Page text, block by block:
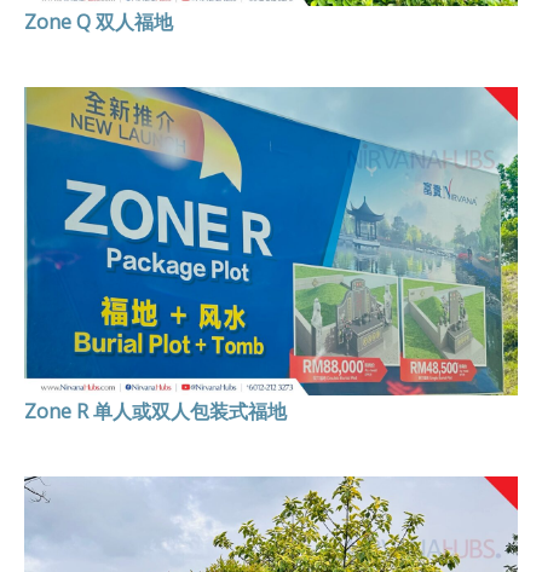
Zone Q 双人福地
Zone R 单人或双人包装式福地